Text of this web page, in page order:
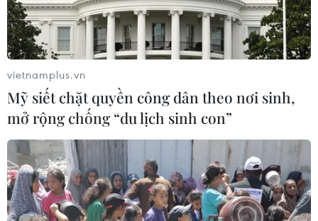
Công an các địa phương ra quân
đảm bảo an ninh trật tự Tết Nguyên đán
vietnamplus.vn
Mỹ siết chặt quyền công dân theo nơi sinh,
mở rộng chống “du lịch sinh con”